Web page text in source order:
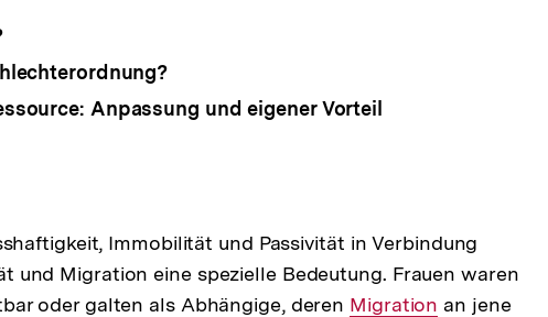
Anpassung und eigener Vorteil
Immobilität und Passivität in Verbindung
und Migration eine spezielle Bedeutung. Frauen waren
oder galten als Abhängige, deren Interner
Migration an jene